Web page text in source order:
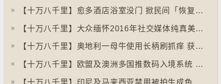
【十万八千里】愈多酒店浴室没门 掀民间「恢复浴室门」倡议运动
【十万八千里】大众缅怀2016年社交媒体纯真美好体验
【十万八千里】奥地利一母牛使用长柄刷抓痒 获科学家确定懂得使用工具
【十万八千里】欧盟及澳洲多国推数码入境系统 毋须护照盖章
【十万八千里】印尼及马来西亚禁用被拍生成色情影像的人工智能平台Grok